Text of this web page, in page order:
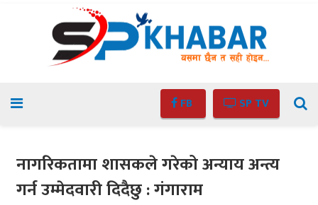
FB SP TV
नागरिकतामा शासकले गरेको अन्याय अन्त्य
गर्न उम्मेदवारी दिदैछु : गंगाराम